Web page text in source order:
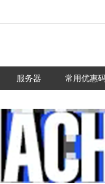
服务器 常用优惠